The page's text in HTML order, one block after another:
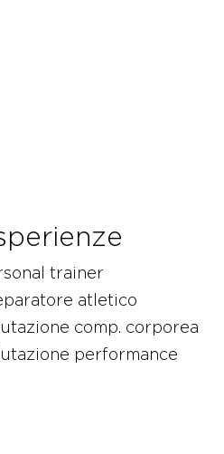
trainer
atletico
comp. corporea
performance